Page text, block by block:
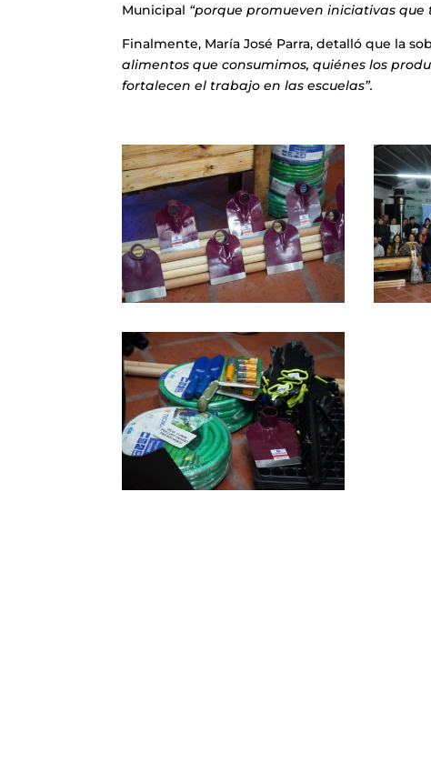
Municipal “porque promueven iniciativas que
Finalmente, María José Parra, detalló que la
alimentos que consumimos, quiénes los
fortalecen el trabajo en las escuelas”.